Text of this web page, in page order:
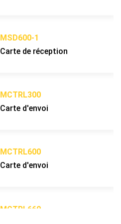
MSD600-1
Carte de réception
MCTRL300
Carte d'envoi
MCTRL600
Carte d'envoi
MCTRL660